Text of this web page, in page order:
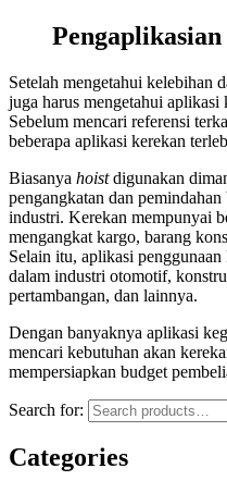
Setelah mengetahui kelebihan
juga harus mengetahui
Sebelum mencari referensi
beberapa aplikasi kerekan
Biasanya hoistdigunakan
pengangkatan dan
industri. Kerekan mempunyai
mengangkat kargo, barang
Selain itu, aplikasi
dalam industri otomotif,
pertambangan, dan lainnya.
Dengan banyaknya aplikasi
mencari kebutuhan akan
mempersiapkan budget
Search for:
Categories